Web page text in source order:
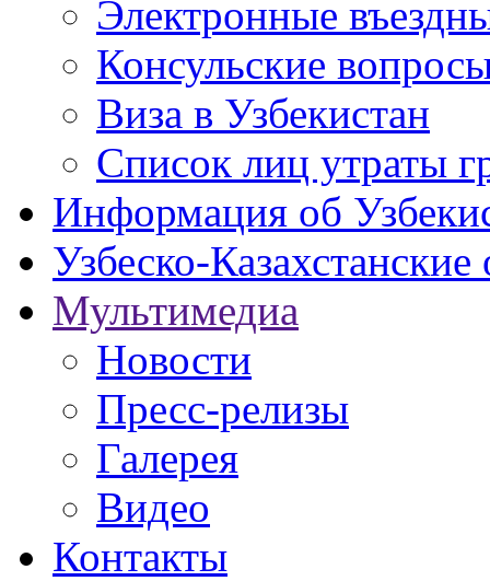
Электронные
Консульские
Виза в Узбекистан
Список лиц утраты
Информация об
Узбеско-
Мультимедиа
Новости
Пресс-релизы
Галерея
Видео
Контакты